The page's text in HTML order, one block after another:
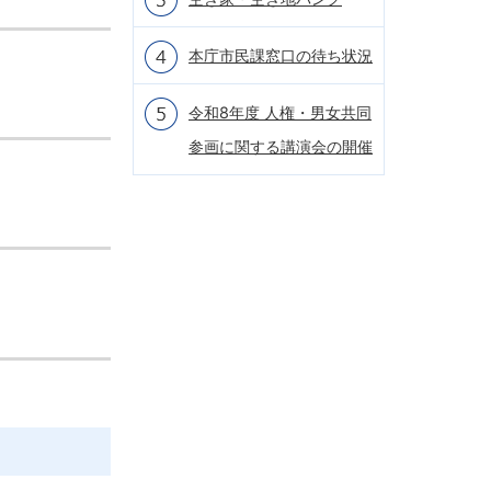
本庁市民課窓口の待ち状況
令和8年度 人権・男女共同
参画に関する講演会の開催